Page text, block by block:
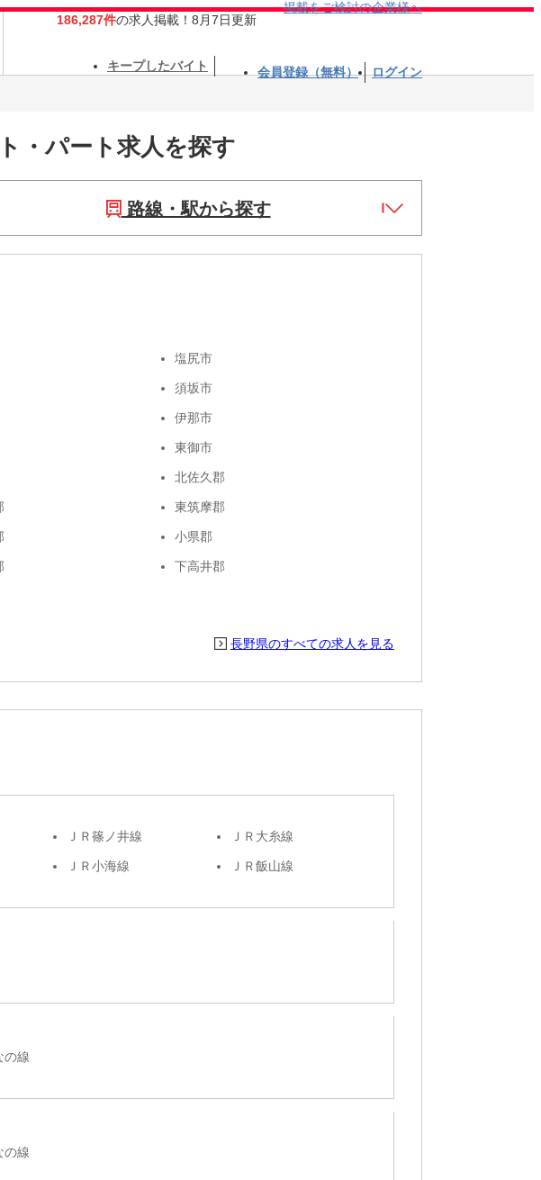
186,287件の求人掲載！8月7日更新
掲載をご検討の企業様へ
キープしたバイト 会員登録（無料） ログイン
・パート求人を探す
路線・駅から探す
塩尻市
須坂市
伊那市
東御市
北佐久郡
東筑摩郡
小県郡
下高井郡
長野県のすべての求人を見る
ＪＲ篠ノ井線 ＪＲ大糸線
ＪＲ小海線 ＪＲ飯山線
の線
の線